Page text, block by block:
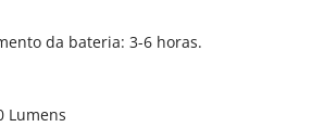
da bateria: 3-6 horas.
Lumens